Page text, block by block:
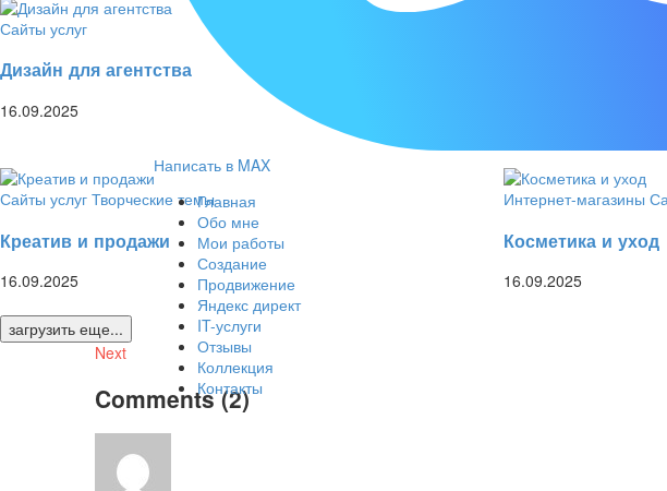
Написать в MAX
Главная
Обо мне
Мои работы
Создание
Продвижение
Яндекс директ
IT-услуги
Отзывы
Коллекция
Контакты
Сайты услуг
Дизайн для агентства
16.09.2025
Сайты услуг Творческие темы
Креатив и продажи
16.09.2025
Интернет-магазины
Косметика и уход
16.09.2025
загрузить еще...
Next
Comments(2)